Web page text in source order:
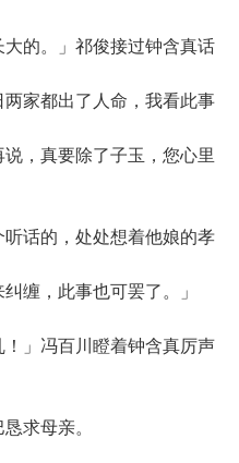
的。」祁俊接过钟含真话
两家都出了人命，我看此事
，真要除了子玉，您心里
话的，处处想着他娘的孝
缠，此事也可罢了。」
」冯百川瞪着钟含真厉声
求母亲。